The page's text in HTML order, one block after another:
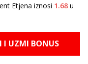
Etjena iznosi 1.68 u
I UZMI BONUS